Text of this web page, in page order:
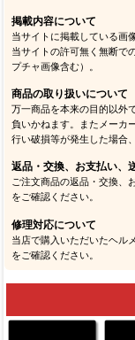
掲載内容について
当サイトに掲載している画
当サイトの許可無く無断で
プチャ画像含む）。
商品の取り扱いについて
万一商品を本来の目的以外
負いかねます。またメーカ
行い破損等が発生した場合
返品・交換、お支払い、
ご注文商品の返品・交換、
をご確認ください。
修理対応について
当店で購入いただいたヘル
をご確認ください。